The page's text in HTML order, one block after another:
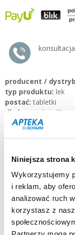
Niniejsza strona
Wykorzystujemy
i reklam, aby
analizować ruch
korzystasz z
producent /
typ produktu: lek
postać: tabletki
dla kogo:
dorośli
Opis:
Boldaloin to lek,
Działanie i
Lek stosuje się
żółci i soku
Skuteczność leku w
wyłącznie na
Wskazania do
tradycyjnie w